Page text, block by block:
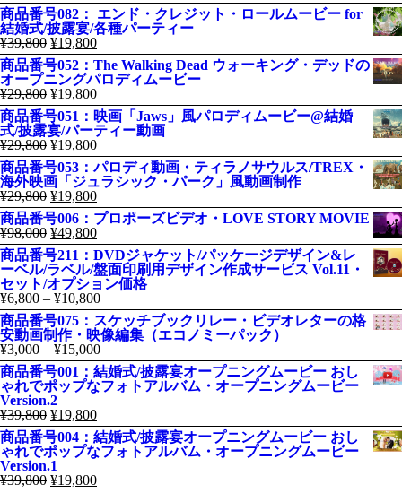
商品番号082： エンド・クレジット・ロールムービー for
結婚式/披露宴/各種パーティー
¥39,800 ¥19,800
商品番号052：The Walking Dead ウォーキング・デッドの
オープニングパロディムービー
¥29,800 ¥19,800
商品番号051：映画「Jaws」風パロディムービー@結婚
式/披露宴/パーティー動画
¥29,800 ¥19,800
商品番号053：パロディ動画・ティラノサウルス/TREX・
海外映画「ジュラシック・パーク」風動画制作
¥29,800 ¥19,800
商品番号006：プロポーズビデオ・LOVE STORY MOVIE
¥98,000 ¥49,800
商品番号211：DVDジャケット/パッケージデザイン&レ
ーベル/ラベル/盤面印刷用デザイン作成サービス Vol.11・
セット/オプション価格
¥6,800 – ¥10,800
商品番号075：スケッチブックリレー・ビデオレターの格
安動画制作・映像編集（エコノミーパック）
¥3,000 – ¥15,000
商品番号001：結婚式/披露宴オープニングムービー おし
ゃれでポップなフォトアルバム・オープニングムービー
Version.2
¥39,800 ¥19,800
商品番号004：結婚式/披露宴オープニングムービー おし
ゃれでポップなフォトアルバム・オープニングムービー
Version.1
¥39,800 ¥19,800